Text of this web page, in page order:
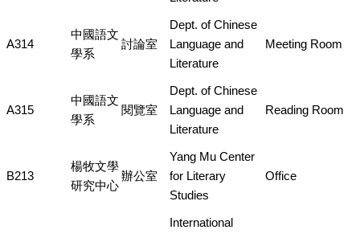
A314
中國語文
學系
討論室
Dept. of Chinese
Language and
Literature
Meeting Room
A315
中國語文
學系
閱覽室
Dept. of Chinese
Language and
Literature
Reading Room
B213
楊牧文學
研究中心
辦公室
Yang Mu Center
for Literary
Studies
Office
International